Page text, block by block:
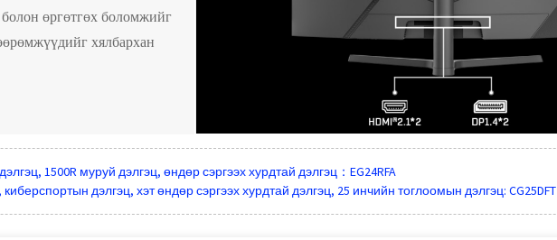
өргөтгөх боломжийг
хялбархан
1500R муруй дэлгэц, өндөр сэргээх хурдтай дэлгэц：EG24RFA
дэлгэц, хэт өндөр сэргээх хурдтай дэлгэц, 25 инчийн тоглоомын дэлгэц: CG25DFT